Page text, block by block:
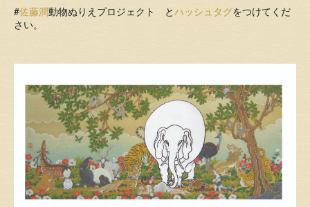
#佐藤潤動物ぬりえプロジェクト とハッシュタグをつけてくだ
さい。